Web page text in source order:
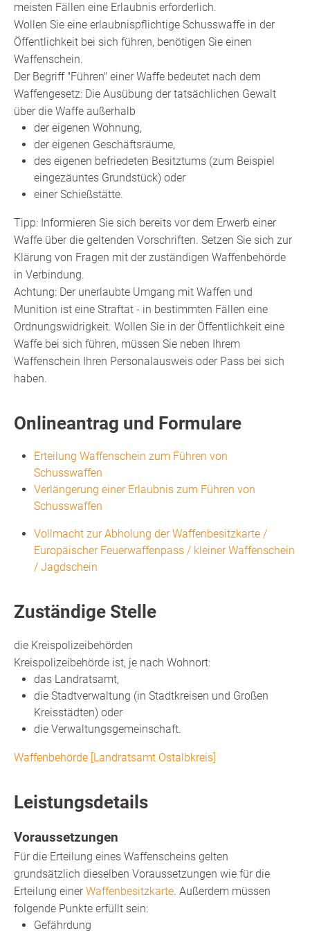
meisten Fällen eine Erlaubnis erforderlich.
Wollen Sie eine erlaubnispflichtige Schusswaffe in der
Öffentlichkeit bei sich führen, benötigen Sie einen
Waffenschein.
Der Begriff "Führen" einer Waffe bedeutet nach dem
Waffengesetz: Die Ausübung der tatsächlichen Gewalt
über die Waffe außerhalb
der eigenen Wohnung,
der eigenen Geschäftsräume,
des eigenen befriedeten Besitztums(zum Beispiel
eingezäuntes Grundstück) oder
einer Schießstätte.
Tipp: Informieren Sie sich bereits vor dem Erwerb einer
Waffe über die geltenden Vorschriften. Setzen Sie sich zur
Klärung von Fragen mit der zuständigen Waffenbehörde
in Verbindung.
Achtung: Der unerlaubte Umgang mit Waffen und
Munition ist eine Straftat - in bestimmten Fällen eine
Ordnungswidrigkeit. Wollen Sie in der Öffentlichkeit eine
Waffe bei sich führen, müssen Sie neben Ihrem
Waffenschein Ihren Personalausweis oder Pass bei sich
haben.
Onlineantrag und Formulare
Erteilung Waffenschein zum Führen von
Schusswaffen
Verlängerung einer Erlaubnis zum Führen von
Schusswaffen
Vollmacht zur Abholung der Waffenbesitzkarte /
Europäischer Feuerwaffenpass / kleiner Waffenschein
/ Jagdschein
Zuständige Stelle
die Kreispolizeibehörden
Kreispolizeibehörde ist, je nach Wohnort:
das Landratsamt,
die Stadtverwaltung (in Stadtkreisen und Großen
Kreisstädten) oder
die Verwaltungsgemeinschaft.
Waffenbehörde [Landratsamt Ostalbkreis]
Leistungsdetails
Voraussetzungen
Für die Erteilung eines Waffenscheins gelten
grundsätzlich dieselben Voraussetzungen wie für die
Erteilung einerWaffenbesitzkarte. Außerdem müssen
folgende Punkte erfüllt sein:
Gefährdung